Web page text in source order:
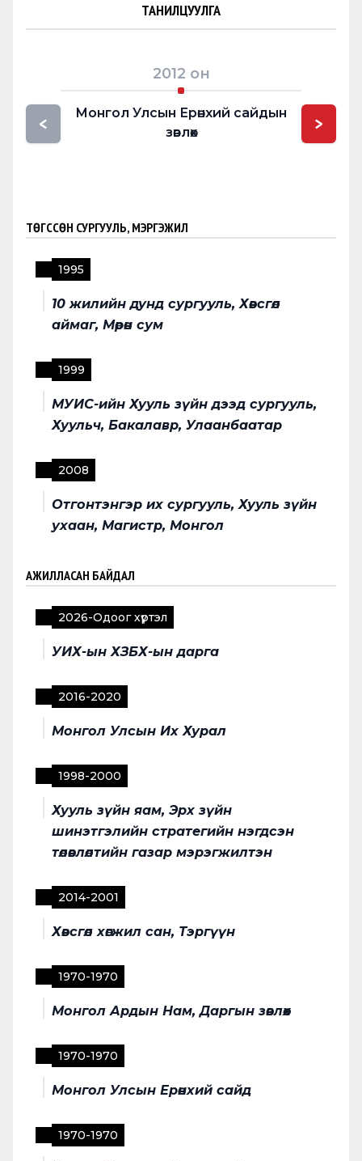
ТАНИЛЦУУЛГА
<
2012 он
Монгол Улсын Ерөнхий сайдын
зөвлөх
>
ТӨГССӨН СУРГУУЛЬ, МЭРГЭЖИЛ
1995
10 жилийн дунд сургууль, Хөвсгөл
аймаг, Мөрөн сум
1999
МУИС-ийн Хууль зүйн дээд сургууль,
Хуульч, Бакалавр, Улаанбаатар
2008
Отгонтэнгэр их сургууль, Хууль зүйн
ухаан, Магистр, Монгол
АЖИЛЛАСАН БАЙДАЛ
2026-Одоог хүртэл
УИХ-ын ХЗБХ-ын дарга
2016-2020
Монгол Улсын Их Хурал
1998-2000
Хууль зүйн яам, Эрх зүйн
шинэтгэлийн стратегийн нэгдсэн
төлөвлөлтийн газар мэрэгжилтэн
2014-2001
Хөвсгөл хөгжил сан, Тэргүүн
1970-1970
Монгол Ардын Нам, Даргын зөвлөх
1970-1970
Монгол Улсын Ерөнхий сайд
1970-1970